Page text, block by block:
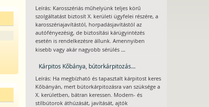
Leírás: Karosszériás műhelyünk teljes körű
szolgáltatást biztosít X. kerületi ügyfelei részére, a
karosszériajavítástól, horpadásjavítástól az
autófényezésig, de biztosítási kárügyintézés
esetén is rendelkezésre állunk. Amennyiben
kisebb vagy akár nagyobb sérülés ...
Kárpitos Kőbánya, bútorkárpitozás...
Leírás: Ha megbízható és tapasztalt kárpitost keres
Kőbányán, mert bútorkárpitozásra van szüksége a
X. kerületben, bátran keressen. Modern- és
stílbútorok áthúzását, javítását, ajtók